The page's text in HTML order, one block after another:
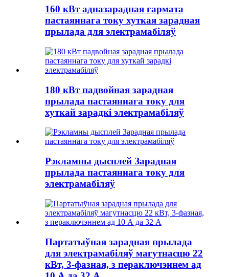
160 кВт адназарадная гармата
пастаяннага току хуткая зарадная
прылада для электрамабіляў
180 кВт падвойная зарадная
прылада пастаяннага току для
хуткай зарадкі электрамабіляў
Рэкламны дысплей Зарадная
прылада пастаяннага току для
электрамабіляў
Партатыўная зарадная прылада
для электрамабіляў магутнасцю 22
кВт, 3-фазная, з пераключэннем ад